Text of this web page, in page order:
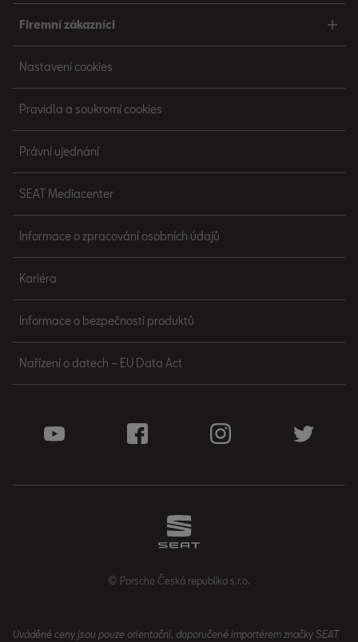
Firemní zákazníci
Nastavení cookies
Pravidla a soukromí cookies
Právní ujednání
SEAT Mediacenter
Informace o zpracování osobních údajů
Kariéra
Informace o bezpečnosti produktů
Nařízení o datech – EU Data Act
© Porsche Česká republika s.r.o.
Uváděné ceny jsou pouze orientační, doporučené importérem značky SEAT